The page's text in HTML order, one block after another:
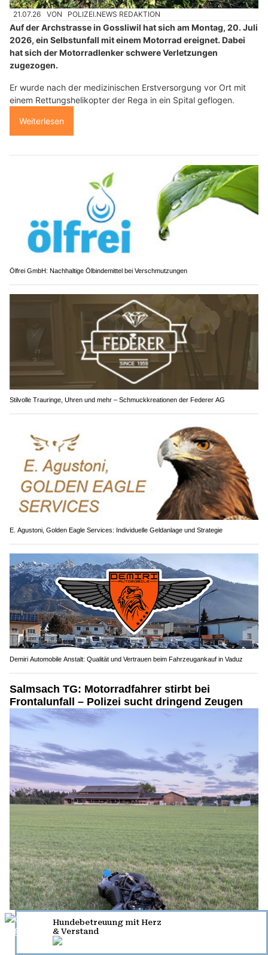
21.07.26 VON POLIZEI.NEWS REDAKTION
Auf der Archstrasse in Gossliwil hat sich am Montag, 20. Juli
2026, ein Selbstunfall mit einem Motorrad ereignet. Dabei
hat sich der Motorradlenker schwere Verletzungen
zugezogen.
Er wurde nach der medizinischen Erstversorgung vor Ort mit
einem Rettungshelikopter der Rega in ein Spital geflogen.
Weiterlesen
Ölfrei GmbH: Nachhaltige Ölbindemittel bei Verschmutzungen
Stilvolle Trauringe, Uhren und mehr – Schmuckkreationen der Federer AG
E. Agustoni, Golden Eagle Services: Individuelle Geldanlage und Strategie
Demiri Automobile Anstalt: Qualität und Vertrauen beim Fahrzeugankauf in Vaduz
Salmsach TG: Motorradfahrer stirbt bei
Frontalunfall – Polizei sucht dringend Zeugen